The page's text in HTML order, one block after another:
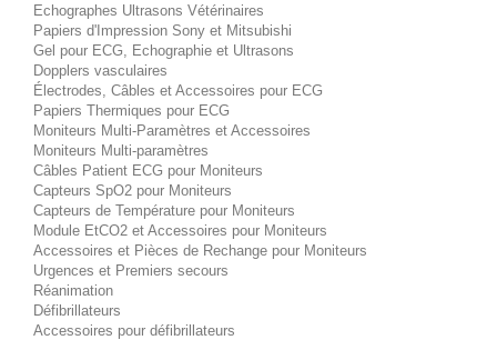
Echographes Ultrasons Vétérinaires
Papiers d'Impression Sony et Mitsubishi
Gel pour ECG, Echographie et Ultrasons
Dopplers vasculaires
Électrodes, Câbles et Accessoires pour ECG
Papiers Thermiques pour ECG
Moniteurs Multi-Paramètres et Accessoires
Moniteurs Multi-paramètres
Câbles Patient ECG pour Moniteurs
Capteurs SpO2 pour Moniteurs
Capteurs de Température pour Moniteurs
Module EtCO2 et Accessoires pour Moniteurs
Accessoires et Pièces de Rechange pour Moniteurs
Urgences et Premiers secours
Réanimation
Défibrillateurs
Accessoires pour défibrillateurs